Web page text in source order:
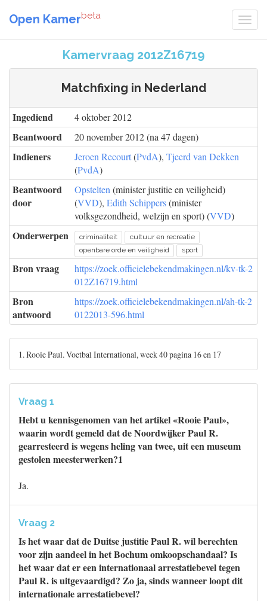
Open Kamerbeta
Kamervraag 2012Z16719
Matchfixing in Nederland
Ingediend 4 oktober 2012
Beantwoord 20 november 2012 (na 47 dagen)
Indieners Jeroen Recourt(PvdA), Tjeerd van Dekken
(PvdA)
Beantwoord
door
Opstelten (minister justitie en veiligheid)
(VVD), Edith Schippers(minister
volksgezondheid, welzijn en sport) (VVD)
Onderwerpen criminaliteit
cultuur en recreatie
openbare orde en veiligheid
sport
Bron vraag
https://zoek.officielebekendmakingen.nl/kv-tk-2
012Z16719.html
Bron
antwoord
https://zoek.officielebekendmakingen.nl/ah-tk-2
0122013-596.html
1. Rooie Paul. Voetbal International, week 40 pagina 16 en 17
Vraag 1
Hebt u kennisgenomen van het artikel «Rooie Paul»,
waarin wordt gemeld dat de Noordwijker Paul R.
gearresteerd is wegens heling van twee, uit een museum
gestolen meesterwerken?1
Ja.
Vraag 2
Is het waar dat de Duitse justitie Paul R. wil berechten
voor zijn aandeel in het Bochum omkoopschandaal? Is
het waar dat er een internationaal arrestatiebevel tegen
Paul R. is uitgevaardigd? Zo ja, sinds wanneer loopt dit
internationale arrestatiebevel?